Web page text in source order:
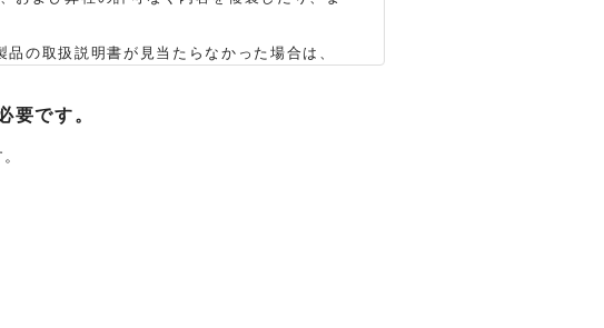
の取扱説明書が見当たらなかった場合は、
ので、あらかじめご了承ください。
きましては、弊社「
要です。